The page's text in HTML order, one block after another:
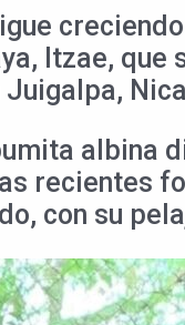
Itzae,
albina
recientes
con su